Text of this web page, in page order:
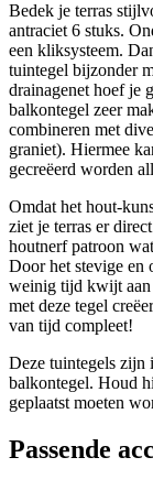
Bedek je terras
antraciet 6 stuks.
een kliksysteem.
tuintegel bijzonder
drainagenet hoef je
balkontegel zeer
combineren met
graniet). Hiermee
gecreëerd worden
Omdat het hout-
ziet je terras er
houtnerf patroon
Door het stevige en
weinig tijd kwijt aan
met deze tegel
van tijd compleet!
Deze tuintegels zijn
balkontegel. Houd
geplaatst moeten
Passende